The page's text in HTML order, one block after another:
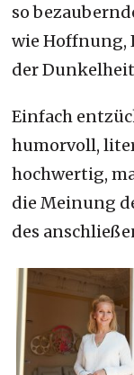
so
wie Hoffnung,
der
Einfach
humorvoll,
hochwertig,
die Meinung
des